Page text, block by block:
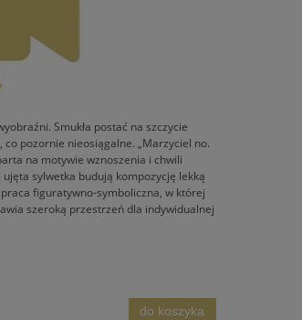
Smukła postać na szczycie
pozornie nieosiągalne. „Marzyciel no.
na motywie wznoszenia i chwili
sylwetka budują kompozycję lekką
figuratywno-symboliczna, w której
szeroką przestrzeń dla indywidualnej
do koszyka